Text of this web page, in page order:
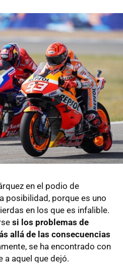
en el podio de
posibilidad, porque es uno
en los que es infalible.
si los problemas de
allá de las consecuencias
se ha encontrado con
a aquel que dejó.